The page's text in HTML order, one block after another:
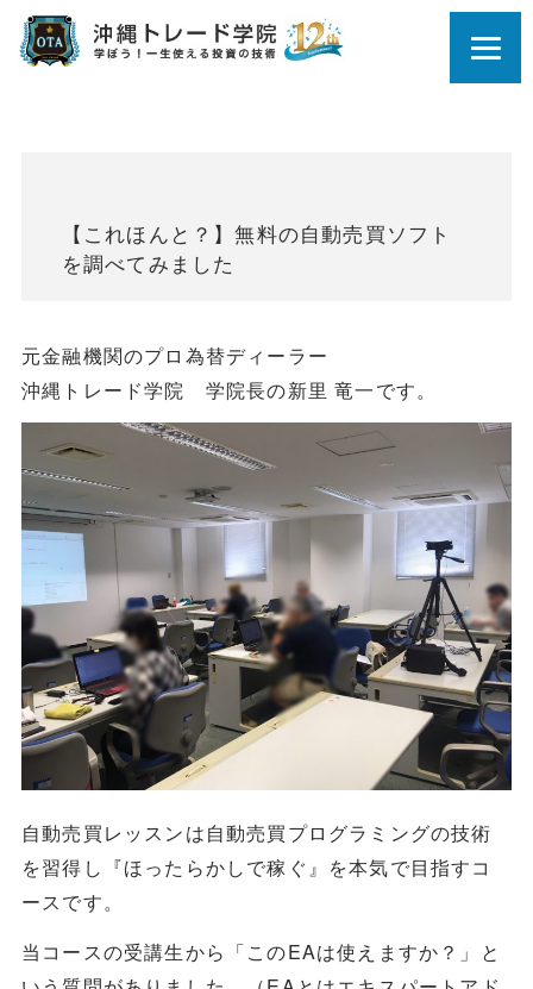
【これほんと？】無料の自動売買ソフト
を調べてみました
元金融機関のプロ為替ディーラー
沖縄トレード学院 学院長の新里 竜一です。
自動売買レッスンは自動売買プログラミングの技術
を習得し『ほったらかしで稼ぐ』を本気で目指すコ
ースです。
当コースの受講生から「このEAは使えますか？」と